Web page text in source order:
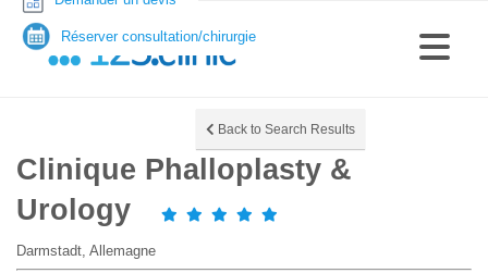
Back to Search Results
Clinique Phalloplasty &
Urology
Darmstadt, Allemagne
Réserver consultation/chirurgie